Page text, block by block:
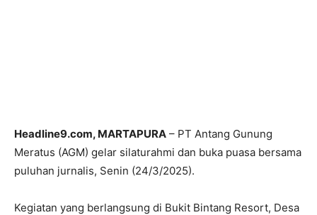
Headline9.com, MARTAPURA – PT Antang Gunung
Meratus (AGM) gelar silaturahmi dan buka puasa bersama
puluhan jurnalis, Senin (24/3/2025).
Kegiatan yang berlangsung di Bukit Bintang Resort, Desa